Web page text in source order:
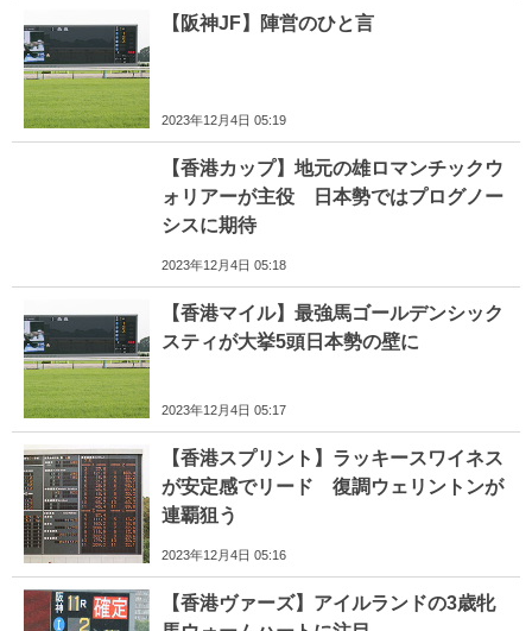
【阪神JF】陣営のひと言
2023年12月4日 05:19
【香港カップ】地元の雄ロマンチックウ
ォリアーが主役 日本勢ではプログノー
シスに期待
2023年12月4日 05:18
【香港マイル】最強馬ゴールデンシック
スティが大挙5頭日本勢の壁に
2023年12月4日 05:17
【香港スプリント】ラッキースワイネス
が安定感でリード 復調ウェリントンが
連覇狙う
2023年12月4日 05:16
【香港ヴァーズ】アイルランドの3歳牝